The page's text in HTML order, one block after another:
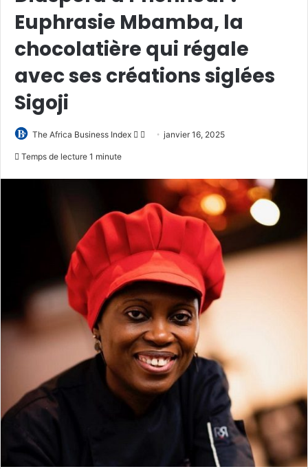
Euphrasie Mbamba, la
chocolatière qui régale
avec ses créations siglées
Sigoji
The Africa Business Index
Follow
Envoyerjanvier 16, 2025
Temps de lecture 1 minute